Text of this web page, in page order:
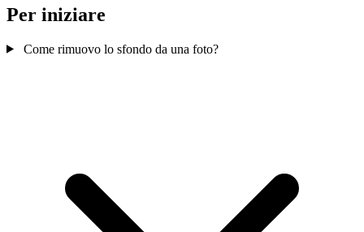
Per iniziare
Come rimuovo lo sfondo da una foto?